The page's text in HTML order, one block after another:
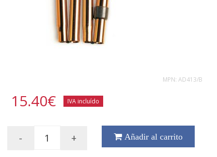
MPN: AD413/B
15.40€ IVA incluído
- + Añadir al carrito